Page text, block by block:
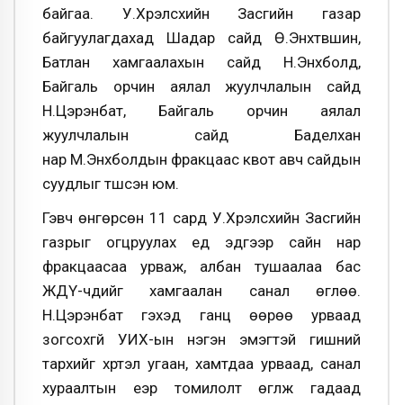
байгаа. У.Хүрэлсүхийн Засгийн газар
байгуулагдахад Шадар сайд Ө.Энхтүвшин,
Батлан хамгаалахын сайд Н.Энхболд,
Байгаль орчин аялал жуулчлалын сайд
Н.Цэрэнбат, Байгаль орчин аялал
жуулчлалын сайд Баделхан
нар М.Энхболдын фракцаас квот авч сайдын
суудлыг түшсэн юм.
Гэвч өнгөрсөн 11 сард У.Хүрэлсүхийн Засгийн
газрыг огцруулах үед эдгээр сайн нар
фракцаасаа урваж, албан тушаалаа бас
ЖДҮ-чдийг хамгаалан санал өглөө.
Н.Цэрэнбат гэхэд ганц өөрөө урваад
зогсохгүй УИХ-ын нэгэн эмэгтэй гишүүний
тархийг хүртэл угаан, хамтдаа урваад, санал
хураалтын үеэр томилолт өгүүлж гадаад